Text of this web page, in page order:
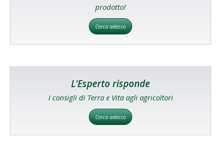
prodotto!
Cerca adesso
L'Esperto risponde
I consigli di Terra e Vita agli agricoltori
Cerca adesso